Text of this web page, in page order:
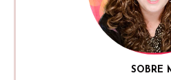
SOBRE